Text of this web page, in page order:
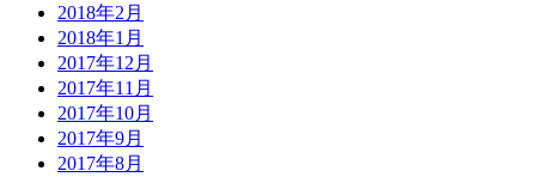
2018年2月
2018年1月
2017年12月
2017年11月
2017年10月
2017年9月
2017年8月